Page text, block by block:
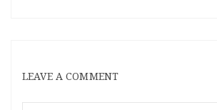
LEAVE A COMMENT